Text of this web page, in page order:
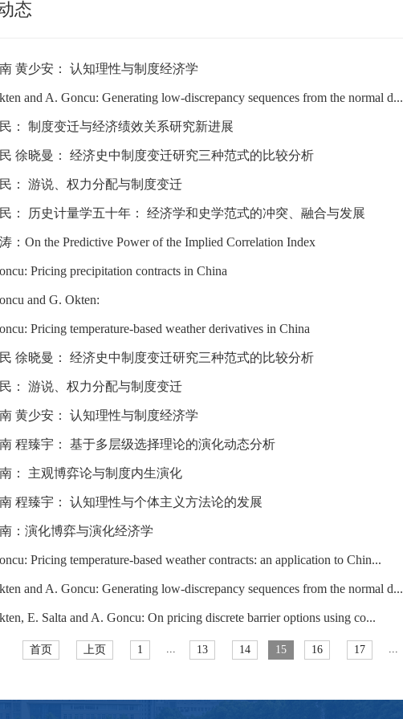
态
黄少安： 认知理性与制度经济学
and A. Goncu: Generating low-discrepancy sequences from the normal d...
： 制度变迁与经济绩效关系研究新进展
徐晓曼： 经济史中制度变迁研究三种范式的比较分析
： 游说、权力分配与制度变迁
： 历史计量学五十年： 经济学和史学范式的冲突、融合与发展
：On the Predictive Power of the Implied Correlation Index
Pricing precipitation contracts in China
and G. Okten:
Pricing temperature-based weather derivatives in China
徐晓曼： 经济史中制度变迁研究三种范式的比较分析
： 游说、权力分配与制度变迁
黄少安： 认知理性与制度经济学
程臻宇： 基于多层级选择理论的演化动态分析
： 主观博弈论与制度内生演化
程臻宇： 认知理性与个体主义方法论的发展
：演化博弈与演化经济学
Pricing temperature-based weather contracts: an application to Chin...
and A. Goncu: Generating low-discrepancy sequences from the normal d...
E. Salta and A. Goncu: On pricing discrete barrier options using co...
首页 上页 1 ... 13 14 15 16 17 ...